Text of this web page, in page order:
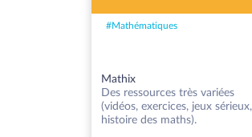
#Mathématiques
Mathix
Des ressources très variées
(vidéos, exercices, jeux sérieux,
histoire des maths).